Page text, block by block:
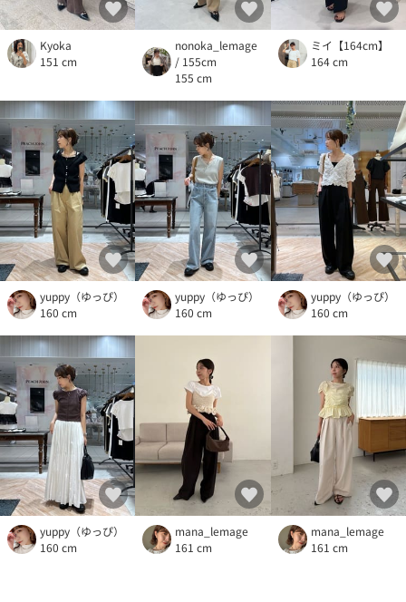
Kyoka
151 cm
nonoka_lemage
/ 155cm
155 cm
ミイ【164cm】
164 cm
yuppy（ゆっぴ）
160 cm
yuppy（ゆっぴ）
160 cm
yuppy（ゆっぴ）
160 cm
yuppy（ゆっぴ）
160 cm
mana_lemage
161 cm
mana_lemage
161 cm